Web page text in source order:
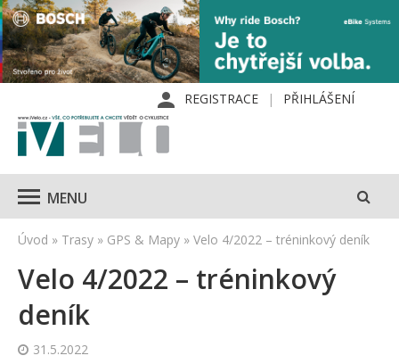
REGISTRACE PŘIHLÁŠENÍ
MENU
Úvod » Trasy » GPS & Mapy » Velo 4/2022 – tréninkový deník
Velo 4/2022 – tréninkový
deník
31.5.2022